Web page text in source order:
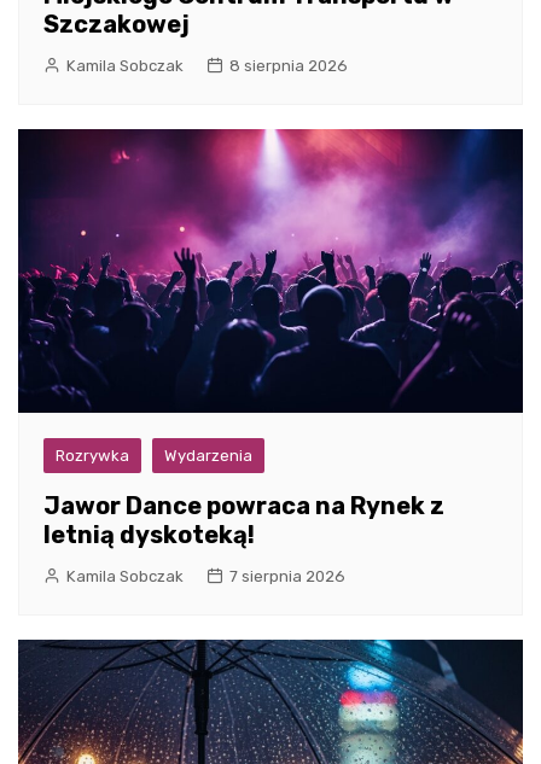
Szczakowej
Kamila Sobczak 8 sierpnia 2026
Rozrywka Wydarzenia
Jawor Dance powraca na Rynek z
letnią dyskoteką!
Kamila Sobczak 7 sierpnia 2026